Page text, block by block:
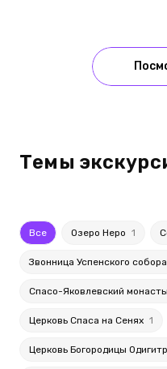
Темы
Все Озеро Неро 1
Звонница Успенского собора
Спасо-Яковлевский
Церковь Спаса на Сенях 1
Церковь Богородицы